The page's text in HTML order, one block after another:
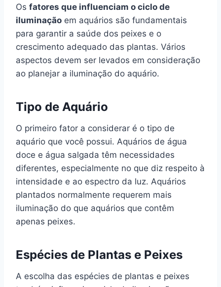
Os fatores que influenciam o ciclo de
iluminação em aquários são fundamentais
para garantir a saúde dos peixes e o
crescimento adequado das plantas. Vários
aspectos devem ser levados em consideração
ao planejar a iluminação do aquário.
Tipo de Aquário
O primeiro fator a considerar é o tipo de
aquário que você possui. Aquários de água
doce e água salgada têm necessidades
diferentes, especialmente no que diz respeito à
intensidade e ao espectro da luz. Aquários
plantados normalmente requerem mais
iluminação do que aquários que contêm
apenas peixes.
Espécies de Plantas e Peixes
A escolha das espécies de plantas e peixes